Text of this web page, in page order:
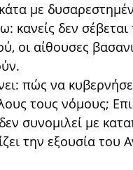
με
κανείς δεν
οι αίθουσες
πώς να
τους νόμους;
συνομιλεί με
την εξουσία του